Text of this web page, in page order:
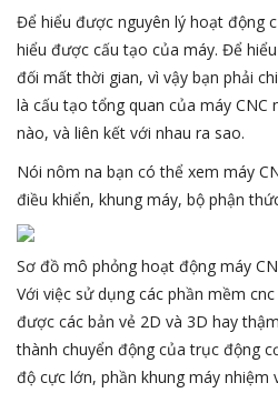
Để hiểu được nguyên lý hoạt động
hiểu được cấu tạo của máy. Để
đối mất thời gian, vì vậy bạn phải
là cấu tạo tổng quan của máy CNC
nào, và liên kết với nhau ra sao.
Nói nôm na bạn có thể xem máy
điều khiển, khung máy, bộ phận
Sơ đồ mô phỏng hoạt động máy
Với việc sử dụng các phần mềm
được các bản vẻ 2D và 3D hay
thành chuyển động của trục động
độ cực lớn, phần khung máy